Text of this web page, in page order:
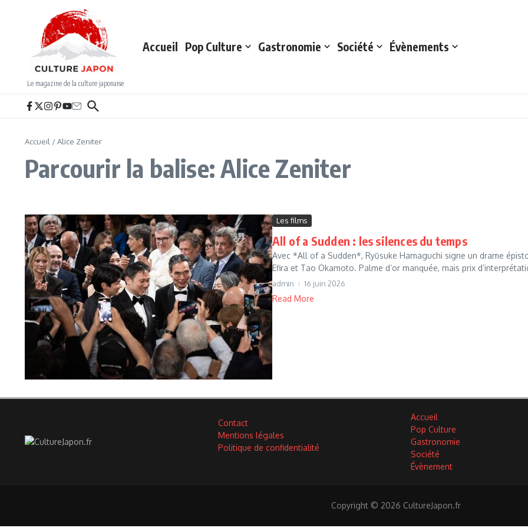
Le magazine de la culture japonaise
Accueil Pop Culture Gastronomie Société Évènements
Accueil /Alice Zeniter
Parcourir la balise: Alice Zeniter
Les films
All of a Sudden : les silences du temps
Avec *All of a Sudden*, Ryūsuke Hamaguchi signe un drame
Efira et Tao Okamoto. Palme d’or manquée, mais prix
admin 16 juin 2026
Read More
Contact
Mentions légales
Politique de confidentialité
Accueil
Pop Culture
Gastronomie
Société
Évènement